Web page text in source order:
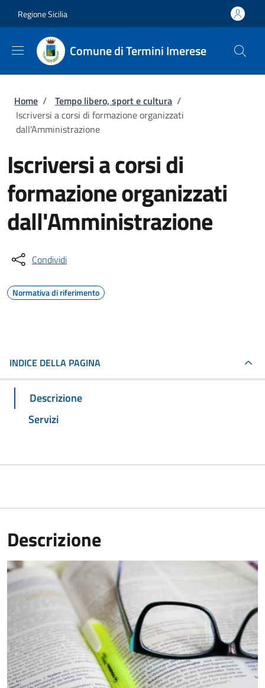
Regione Sicilia
Comune di Termini Imerese
Briciole di pane
Home / Tempo libero, sport e cultura /
Iscriversi a corsi di formazione organizzati
dall'Amministrazione
Iscriversi a corsi di
formazione organizzati
dall'Amministrazione
Condividi
Normativa di riferimento
INDICE DELLA PAGINA
Descrizione
Servizi
Descrizione